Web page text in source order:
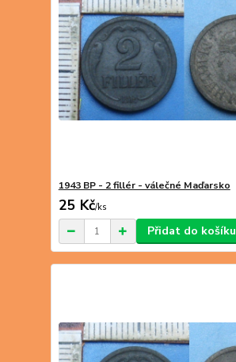
1943 BP - 2 fillér - válečné Maďarsko
25 Kč/ks
Přidat do košíku